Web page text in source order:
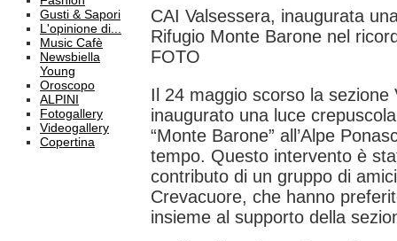
Gusti & Sapori
L'opinione di...
Music Cafè
Newsbiella
Young
Oroscopo
ALPINI
Fotogallery
Videogallery
Copertina
CAI Valsessera, inaugurata
Rifugio Monte Barone nel
FOTO
Il 24 maggio scorso la sezione
inaugurato una luce
“Monte Barone” all’Alpe
tempo. Questo intervento è
contributo di un gruppo di
Crevacuore, che hanno
insieme al supporto della